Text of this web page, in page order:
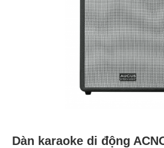
Dàn karaoke di động